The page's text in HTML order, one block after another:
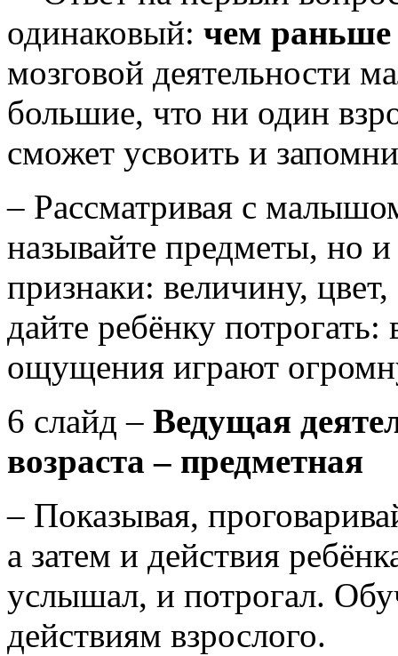
одинаковый: чем
мозговой деятельности
большие, что ни один
сможет усвоить и
– Рассматривая с
называйте предметы, но
признаки: величину,
дайте ребёнку
ощущения играют
6 слайд – Ведущая
возраста – предметная
– Показывая,
а затем и действия
услышал, и потрогал.
действиям взрослого.